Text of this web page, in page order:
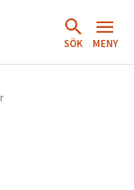
SÖK MENY